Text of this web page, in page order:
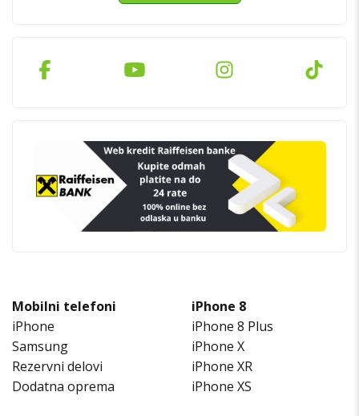
Mobilni telefoni
iPhone
Samsung
Rezervni delovi
Dodatna oprema
iPhone 8
iPhone 8 Plus
iPhone X
iPhone XR
iPhone XS